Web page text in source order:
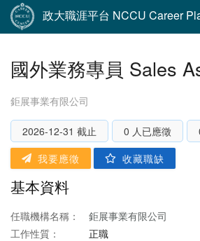
政大職涯平台 NCCU Career
國外業務專員 Sales
鉅展事業有限公司
2026-12-31 截止 0 人已應徵
我要應徵
收藏職缺
基本資料
任職機構名稱：
鉅展事業有限公司
工作性質：
正職